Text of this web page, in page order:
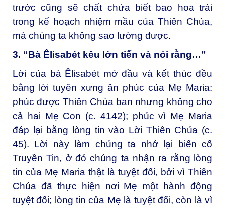
trước cũng sẽ chất chứa biết bao hoa trái
trong kế hoạch nhiệm mầu của Thiên Chúa,
mà chúng ta không sao lường được.
3. “Bà Êlisabét kêu lớn tiến và nói rằng…”
Lời của bà Êlisabét mở đầu và kết thúc đều
bằng lời tuyên xưng ân phúc của Mẹ Maria:
phúc được Thiên Chúa ban nhưng không cho
cả hai Mẹ Con (c. 4142); phúc vì Mẹ Maria
đáp lại bằng lòng tin vào Lời Thiên Chúa (c.
45). Lời này làm chúng ta nhớ lại biến cố
Truyền Tin, ở đó chúng ta nhận ra rằng lòng
tin của Mẹ Maria thật là tuyệt đối, bởi vì Thiên
Chúa đã thực hiện nơi Mẹ một hành động
tuyệt đối; lòng tin của Mẹ là tuyệt đối, còn là vì